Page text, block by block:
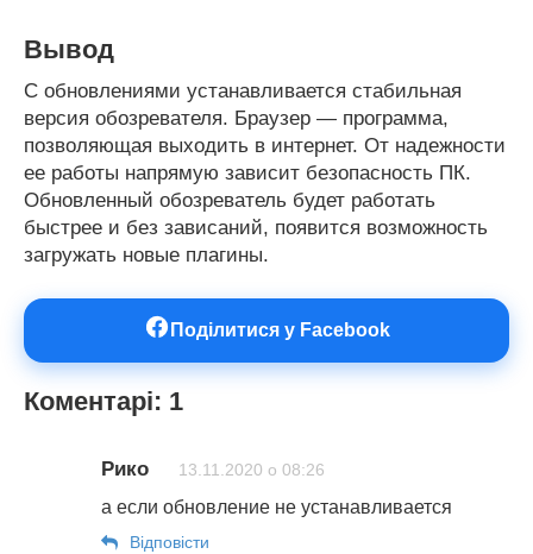
Вывод
С обновлениями устанавливается стабильная
версия обозревателя. Браузер — программа,
позволяющая выходить в интернет. От надежности
ее работы напрямую зависит безопасность ПК.
Обновленный обозреватель будет работать
быстрее и без зависаний, появится возможность
загружать новые плагины.
Поділитися у Facebook
Коментарі: 1
Рико 13.11.2020 о 08:26
а если обновление не устанавливается
Відповіcти